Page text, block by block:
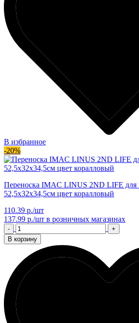
В избранное
-20%
Переноска IMAC LINUS 2ND LIFE для
52,5х32х34,5см цвет коралловый
110.39 р./шт
137.99 р./шт в розничных магазинах
-
+
В корзину